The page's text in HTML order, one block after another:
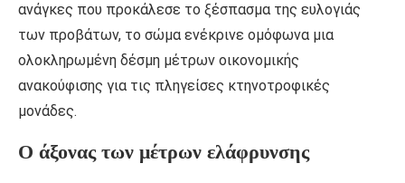
ανάγκες που προκάλεσε το ξέσπασμα της ευλογιάς
των προβάτων, το σώμα ενέκρινε ομόφωνα μια
ολοκληρωμένη δέσμη μέτρων οικονομικής
ανακούφισης για τις πληγείσες κτηνοτροφικές
μονάδες.
Ο άξονας των μέτρων ελάφρυνσης